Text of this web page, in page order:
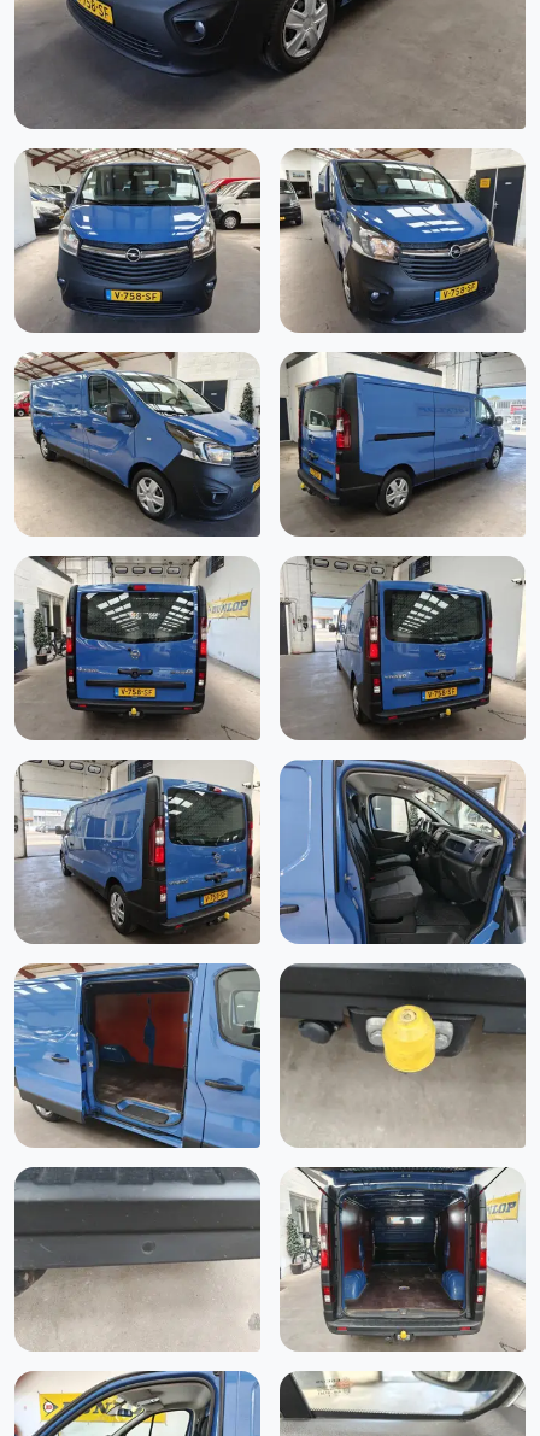
Multimedia-voorbereiding
Navigatiesysteem full map
Parkeersensor voor en achter
Radio
Radio CD speler
Reservewiel
Start/stop systeem
Stuurbekrachtiging
Stuur verstelbaar
Stuurwiel multifunctioneel
Trekhaak
Tussenschot volledig
Zijschuifdeur rechts
Zijwandbekleding laadruimte